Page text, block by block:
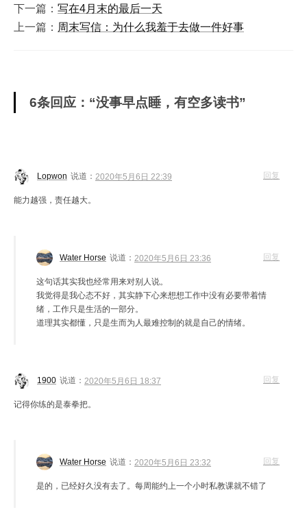
下一篇： 写在4月末的最后一天
上一篇： 周末写信：为什么我羞于去做一件好事
6条回应：“没事早点睡，有空多读书”
Lopwon 说道： 2020年5月6日 22:39
能力越强，责任越大。
回复
Water Horse 说道： 2020年5月6日 23:36
这句话其实我也经常用来对别人说。
我觉得是我心态不好，其实静下心来想想工作中没有必要带着情
绪，工作只是生活的一部分。
道理其实都懂，只是生而为人最难控制的就是自己的情绪。
回复
1900 说道： 2020年5月6日 18:37
记得你练的是泰拳把。
回复
Water Horse 说道： 2020年5月6日 23:32
是的，已经好久没有去了。每周能约上一个小时私教课就不错了
回复